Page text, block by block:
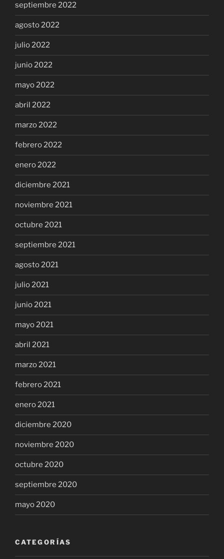
septiembre 2022
agosto 2022
julio 2022
junio 2022
mayo 2022
abril 2022
marzo 2022
febrero 2022
enero 2022
diciembre 2021
noviembre 2021
octubre 2021
septiembre 2021
agosto 2021
julio 2021
junio 2021
mayo 2021
abril 2021
marzo 2021
febrero 2021
enero 2021
diciembre 2020
noviembre 2020
octubre 2020
septiembre 2020
mayo 2020
CATEGORÍAS